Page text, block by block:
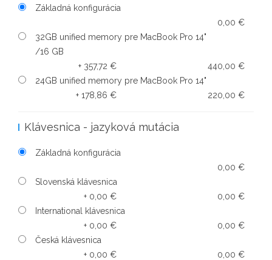
Základná konfigurácia
0,00 €
32GB unified memory pre MacBook Pro 14"
/16 GB
+ 357,72 €
440,00 €
24GB unified memory pre MacBook Pro 14"
+ 178,86 €
220,00 €
Klávesnica - jazyková mutácia
Základná konfigurácia
0,00 €
Slovenská klávesnica
+ 0,00 €
0,00 €
International klávesnica
+ 0,00 €
0,00 €
Česká klávesnica
+ 0,00 €
0,00 €